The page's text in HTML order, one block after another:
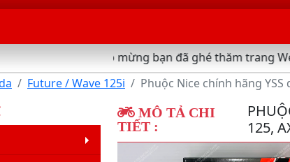
Chào mừng bạn đã ghé thăm trang Web
Future / Wave 125i Phuộc Nice chính hãng
MÔ TẢ CHI
TIẾT :
125,